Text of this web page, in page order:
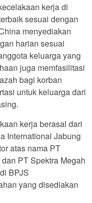
kerja di
sesuai dengan
menyediakan
harian sesuai
keluarga yang
juga memfasilitasi
bagi korban
untuk keluarga dari
kerja berasal dari
International Jabung
atas nama PT
PT Spektra Megah
BPJS
yang disediakan